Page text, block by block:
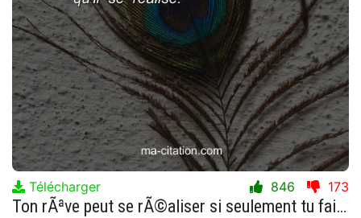
Télécharger 846 173
Ton rÃªve peut se rÃ©aliser si seulement tu fais tout pour qu'il se rÃ©alise.